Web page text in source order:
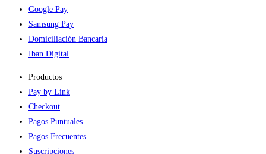
Google Pay
Samsung Pay
Domiciliación Bancaria
Iban Digital
Productos
Pay by Link
Checkout
Pagos Puntuales
Pagos Frecuentes
Suscripciones